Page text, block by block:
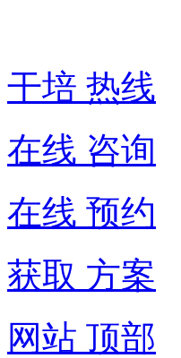
干培 热线
在线 咨询
在线 预约
获取 方案
网站 顶部